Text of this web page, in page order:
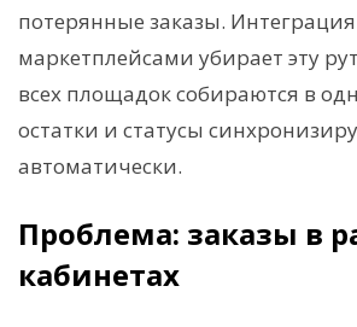
потерянные заказы. Интеграция
маркетплейсами убирает эту
всех площадок собираются в
остатки и статусы
автоматически.
Проблема: заказы в
кабинетах